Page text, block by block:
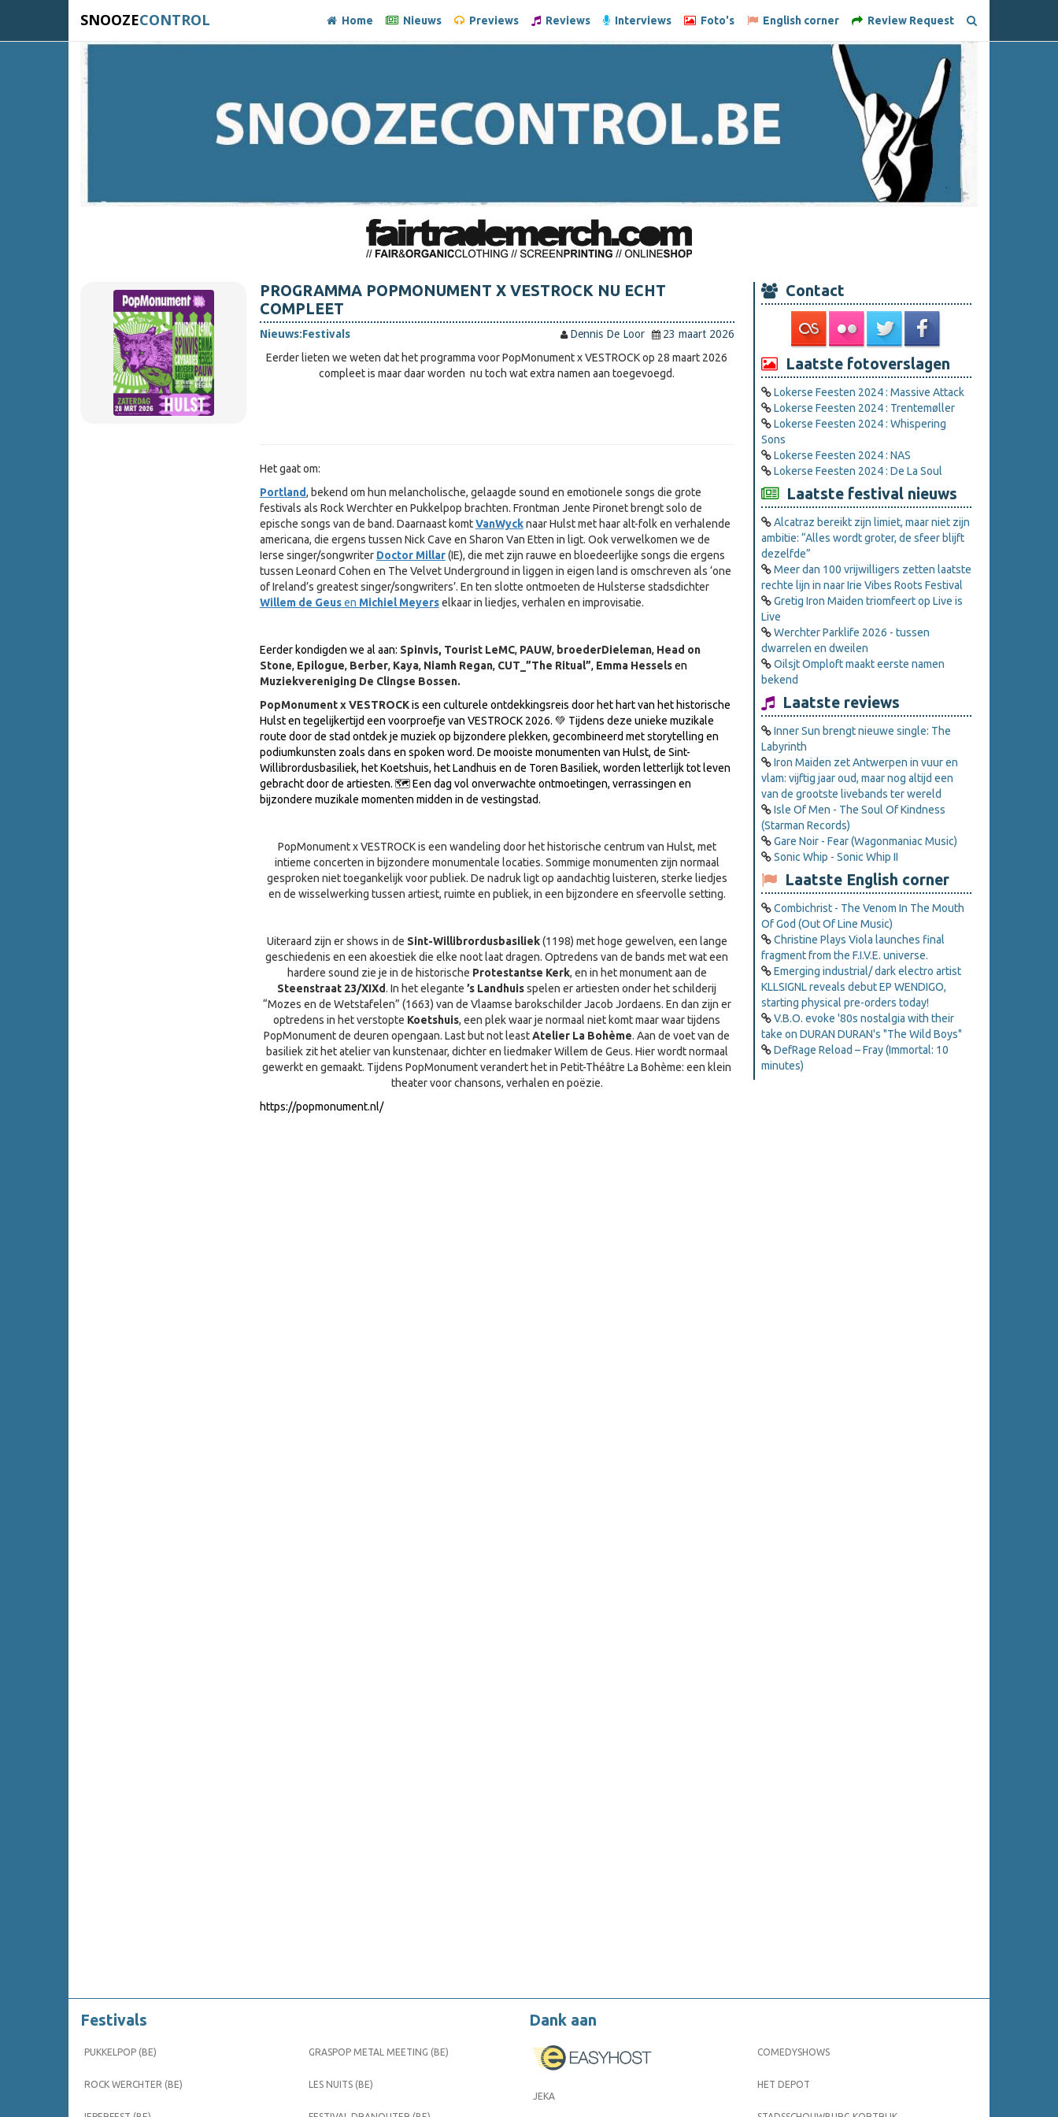
SNOOZECONTROL Home Nieuws Previews Reviews Interviews Foto's English corner Review Request
PROGRAMMA POPMONUMENT X VESTROCK NU ECHT
COMPLEET
Nieuws:Festivals Dennis De Loor
23 maart 2026
Eerder lieten we weten dat het programma voor PopMonument x VESTROCK op 28 maart 2026
compleet is maar daar worden nu toch wat extra namen aan toegevoegd.
Het gaat om:
Portland, bekend om hun melancholische, gelaagde sound en emotionele songs die grote
festivals als Rock Werchter en Pukkelpop brachten. Frontman Jente Pironet brengt solo de
epische songs van de band. Daarnaast komtVanWycknaar Hulst met haar alt-folk en verhalende
americana, die ergens tussen Nick Cave en Sharon Van Etten in ligt. Ook verwelkomen we de
Ierse singer/songwriter Doctor Millar(IE), die met zijn rauwe en bloedeerlijke songs die ergens
tussen Leonard Cohen en The Velvet Underground in liggen in eigen land is omschreven als ‘one
of Ireland’s greatest singer/songwriters’. En ten slotte ontmoeten de Hulsterse stadsdichter
Willem de Geusen Michiel Meyerselkaar in liedjes, verhalen en improvisatie.
Eerder kondigden we al aan: Spinvis, Tourist LeMC, PAUW, broederDieleman, Head on
Stone, Epilogue, Berber, Kaya, Niamh Regan, CUT_”The Ritual”, Emma Hesselsen
Muziekvereniging De Clingse Bossen.
PopMonument x VESTROCKis een culturele ontdekkingsreis door het hart van het historische
Hulst en tegelijkertijd een voorproefje van VESTROCK 2026. 💚 Tijdens deze unieke muzikale
route door de stad ontdek je muziek op bijzondere plekken, gecombineerd met storytelling en
podiumkunsten zoals dans en spoken word. De mooiste monumenten van Hulst, de Sint-
Willibrordusbasiliek, het Koetshuis, het Landhuis en de Toren Basiliek, worden letterlijk tot leven
gebracht door de artiesten. 🗺️ Een dag vol onverwachte ontmoetingen, verrassingen en
bijzondere muzikale momenten midden in de vestingstad.
PopMonument x VESTROCK is een wandeling door het historische centrum van Hulst, met
intieme concerten in bijzondere monumentale locaties. Sommige monumenten zijn normaal
gesproken niet toegankelijk voor publiek. De nadruk ligt op aandachtig luisteren, sterke liedjes
en de wisselwerking tussen artiest, ruimte en publiek, in een bijzondere en sfeervolle setting.
Uiteraard zijn er shows in de Sint-Willibrordusbasiliek(1198) met hoge gewelven, een lange
geschiedenis en een akoestiek die elke noot laat dragen. Optredens van de bands met wat een
hardere sound zie je in de historische Protestantse Kerk, en in het monument aan de
Steenstraat 23/XIXd. In het elegante’s Landhuisspelen er artiesten onder het schilderij
“Mozes en de Wetstafelen” (1663) van de Vlaamse barokschilder Jacob Jordaens. En dan zijn er
optredens in het verstopte Koetshuis, een plek waar je normaal niet komt maar waar tijdens
PopMonument de deuren opengaan. Last but not leastAtelier La Bohème. Aan de voet van de
basiliek zit het atelier van kunstenaar, dichter en liedmaker Willem de Geus. Hier wordt normaal
gewerkt en gemaakt. Tijdens PopMonument verandert het in Petit-Théâtre La Bohème: een klein
theater voor chansons, verhalen en poëzie.
https://popmonument.nl/
Contact
Laatste fotoverslagen
Lokerse Feesten 2024 : Massive Attack
Lokerse Feesten 2024 : Trentemøller
Lokerse Feesten 2024 : Whispering
Sons
Lokerse Feesten 2024 : NAS
Lokerse Feesten 2024 : De La Soul
Laatste festival nieuws
Alcatraz bereikt zijn limiet, maar niet zijn
ambitie: “Alles wordt groter, de sfeer blijft
dezelfde”
Meer dan 100 vrijwilligers zetten laatste
rechte lijn in naar Irie Vibes Roots Festival
Gretig Iron Maiden triomfeert op Live is
Live
Werchter Parklife 2026 - tussen
dwarrelen en dweilen
Oilsjt Omploft maakt eerste namen
bekend
Laatste reviews
Inner Sun brengt nieuwe single: The
Labyrinth
Iron Maiden zet Antwerpen in vuur en
vlam: vijftig jaar oud, maar nog altijd een
van de grootste livebands ter wereld
Isle Of Men - The Soul Of Kindness
(Starman Records)
Gare Noir - Fear (Wagonmaniac Music)
Sonic Whip - Sonic Whip II
Laatste English corner
Combichrist - The Venom In The Mouth
Of God (Out Of Line Music)
Christine Plays Viola launches final
fragment from the F.I.V.E. universe.
Emerging industrial/ dark electro artist
KLLSIGNL reveals debut EP WENDIGO,
starting physical pre-orders today!
V.B.O. evoke '80s nostalgia with their
take on DURAN DURAN's "The Wild Boys"
DefRage Reload – Fray (Immortal: 10
minutes)
Festivals
PUKKELPOP (BE)
ROCK WERCHTER (BE)
GRASPOP METAL MEETING (BE)
LES NUITS (BE)
Dank aan
JEKA
COMEDYSHOWS
HET DEPOT